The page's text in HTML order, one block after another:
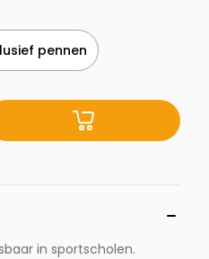
pennen
in sportscholen.